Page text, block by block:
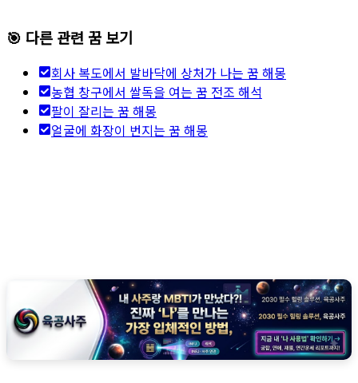
🎯 다른 관련 꿈 보기
회사 복도에서 발바닥에 상처가 나는 꿈 해몽
농협 창구에서 쌀독을 여는 꿈 전조 해석
팔이 잘리는 꿈 해몽
얼굴에 화장이 번지는 꿈 해몽